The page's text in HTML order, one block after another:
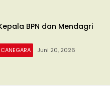
BPN dan Mendagri
Juni 20, 2026